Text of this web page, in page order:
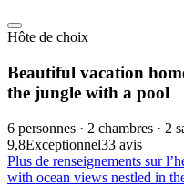
Hôte de choix
Beautiful vacation
the jungle with a pool
6 personnes · 2 chambres · 2
9,8Exceptionnel33 avis
Plus de renseignements sur
with ocean views nestled in